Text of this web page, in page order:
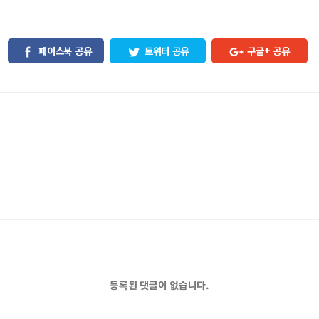
페이스북 공유 트위터 공유 구글+ 공유
등록된 댓글이 없습니다.